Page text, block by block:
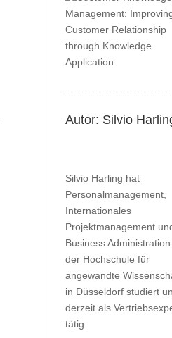
Autor: Silvio
Silvio Harling hat
Personalmanagement,
Internationales
Projektmanagement
Business
der Hochschule für
angewandte
in Düsseldorf studiert
derzeit als
tätig.